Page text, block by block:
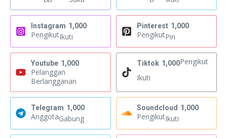
Instagram 1,000
PengikutIkuti
Pinterest 1,000
PengikutPin
Youtube 1,000
Pelanggan
Berlangganan
Tiktok 1,000Pengikut
Ikuti
Telegram 1,000
AnggotaGabung
Soundcloud 1,000
PengikutIkuti